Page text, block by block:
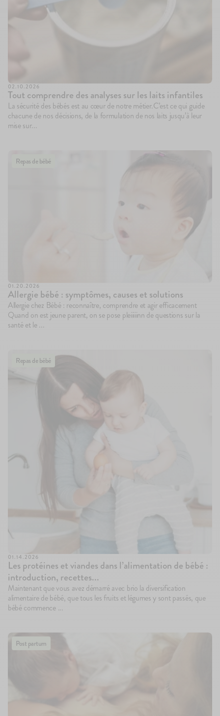
02.10.2026
Tout comprendre des analyses sur les laits infantiles
La sécurité des bébés est au cœur de notre métier.C’est ce qui guide
chacune de nos décisions, de la formulation de nos laits jusqu’à leur
mise sur...
Repas de bébé
01.20.2026
Allergie bébé : symptômes, causes et solutions
Allergie chez Bébé : reconnaître, comprendre et agir efficacement
Quand on est jeune parent, on se pose pleiiiiinn de questions sur la
santé et le ...
Repas de bébé
01.14.2026
Les protéines et viandes dans l’alimentation de bébé :
introduction, recettes...
Maintenant que vous avez démarré avec brio la diversification
alimentaire de bébé, que tous les fruits et légumes y sont passés, que
bébé commence ...
Post partum